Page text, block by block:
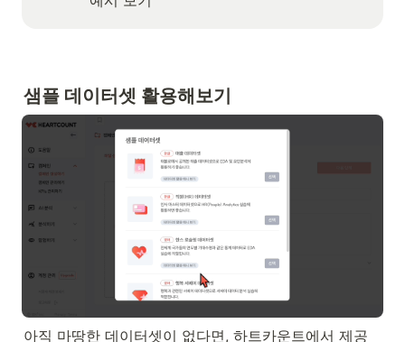
샘플 데이터셋 활용해보기
아직 마땅한 데이터셋이 없다면, 하트카운트에서 제공